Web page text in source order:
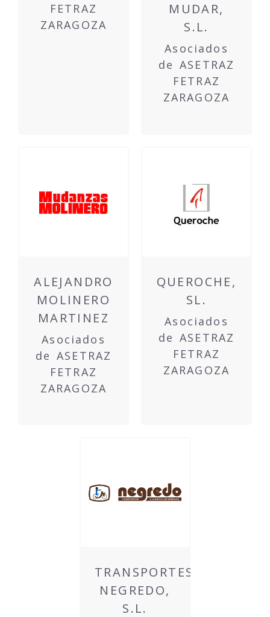
FETRAZ
ZARAGOZA
MUDAR,
S.L.
Asociados
de ASETRAZ
FETRAZ
ZARAGOZA
ALEJANDRO
MOLINERO
MARTINEZ
Asociados
de ASETRAZ
FETRAZ
ZARAGOZA
QUEROCHE,
SL.
Asociados
de ASETRAZ
FETRAZ
ZARAGOZA
TRANSPORTES
NEGREDO,
S.L.